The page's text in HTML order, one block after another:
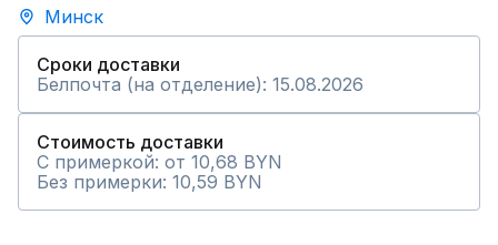
Минск
Сроки доставки
Белпочта (на отделение): 15.08.2026
Стоимость доставки
С примеркой: от 10,68 BYN
Без примерки: 10,59 BYN